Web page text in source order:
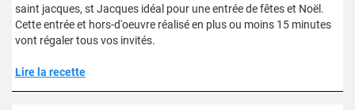
saint jacques, st Jacques idéal pour une entrée de fêtes et Noël.
Cette entrée et hors-d'oeuvre réalisé en plus ou moins 15 minutes
vont régaler tous vos invités.
Lire la recette